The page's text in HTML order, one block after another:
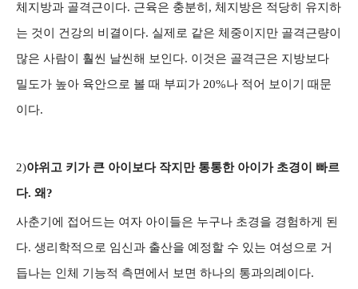
체지방과 골격근이다. 근육은 충분히, 체지방은 적당히 유지하
는 것이 건강의 비결이다. 실제로 같은 체중이지만 골격근량이
많은 사람이 훨씬 날씬해 보인다. 이것은 골격근은 지방보다
밀도가 높아 육안으로 볼 때 부피가 20%나 적어 보이기 때문
이다.
2)야위고 키가 큰 아이보다 작지만 통통한 아이가 초경이 빠르
다. 왜?
사춘기에 접어드는 여자 아이들은 누구나 초경을 경험하게 된
다. 생리학적으로 임신과 출산을 예정할 수 있는 여성으로 거
듭나는 인체 기능적 측면에서 보면 하나의 통과의례이다.